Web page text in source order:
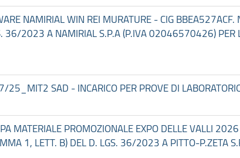
NAMIRIAL WIN REI MURATURE - CIG BBEA527ACF.
36/2023 A NAMIRIAL S.P.A (P.IVA 02046570426) PER
SAD - INCARICO PER PROVE DI LABORATORIO
PROMOZIONALE EXPO DELLE VALLI
1, LETT. B) DEL D. LGS. 36/2023 A PITTO-P.ZETA